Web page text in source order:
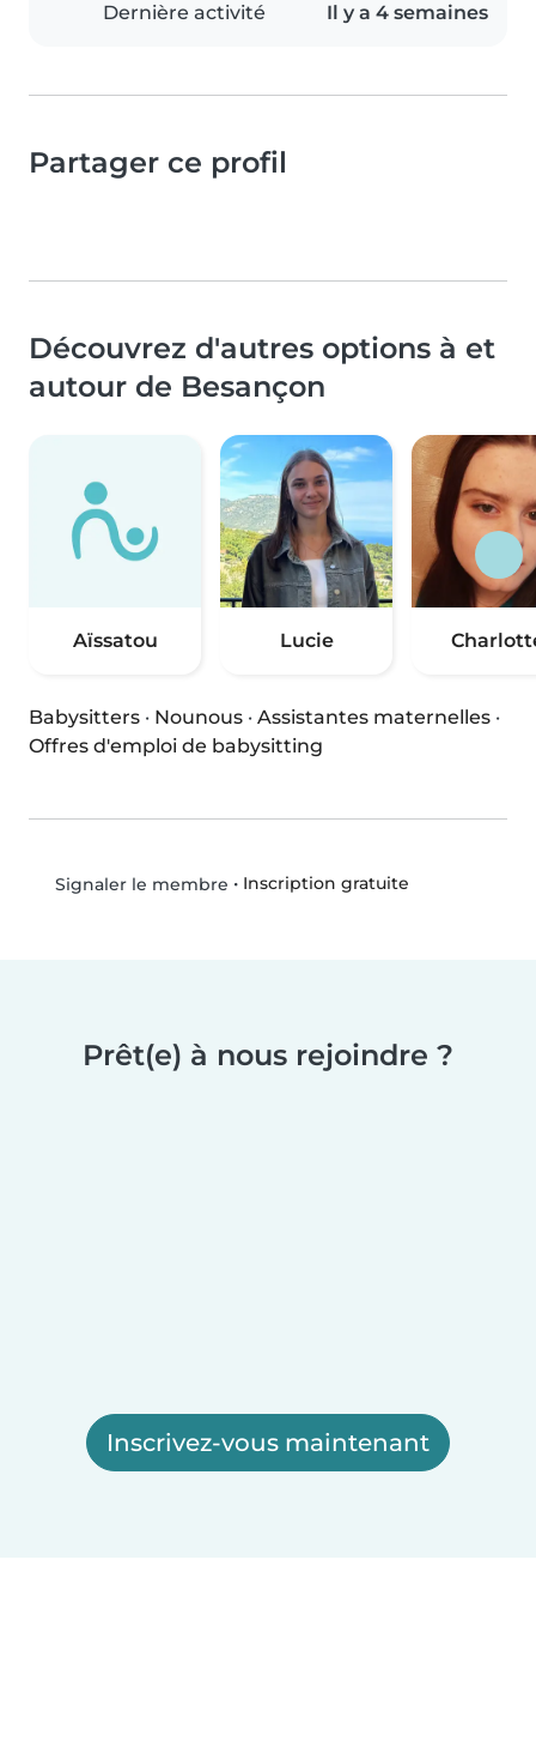
Dernière activité Il y a 4 semaines
Partager ce profil
Découvrez d'autres options à et
autour de Besançon
Aïssatou Lucie
Babysitters · Nounous · Assistantes maternelles ·
Offres d'emploi de babysitting
Signaler le membre • Inscription gratuite
Prêt(e) à nous rejoindre ?
Inscrivez-vous maintenant